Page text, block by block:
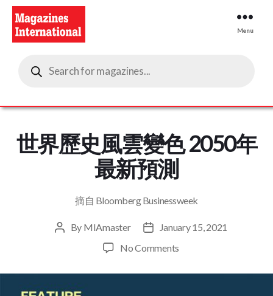
Menu
search
世界歷史風雲變色 2050年
最新預測
摘自 Bloomberg Businessweek
Post
By MIAmaster
PostJanuary 15, 2021
No Comments
界